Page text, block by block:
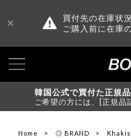
買付先の在庫状
ご購入前に在庫
韓国公式で買付た正規
ご希望の方には、[正規品
Home ◎ BRAND Khakis